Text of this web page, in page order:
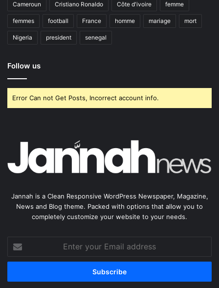
Cameroun Cristiano Ronaldo Côte d'ivoire femme
femmes football France homme mariage mort
Nigeria president senegal
Follow us
Error Can not Get Posts, Incorrect account info.
Jannah is a Clean Responsive WordPress Newspaper, Magazine,
News and Blog theme. Packed with options that allow you to
completely customize your website to your needs.
your
Email